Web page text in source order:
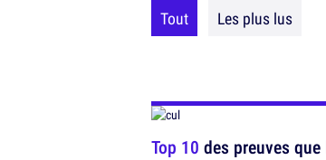
Tout Les plus lus
Top 10 des preuves